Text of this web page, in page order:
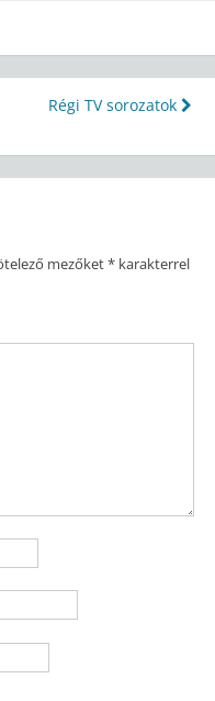
Régi TV sorozatok
mezőket*karakterrel